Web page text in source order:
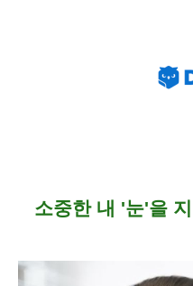
소중한 내 '눈'을